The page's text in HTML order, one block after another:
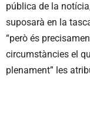
pública de la
suposarà en la
“però és
circumstàncies el
plenament” les